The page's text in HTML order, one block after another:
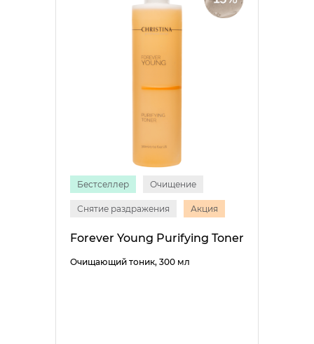
Бестселлер Очищение
Снятие раздражения Акция
Forever Young Purifying Toner
Очищающий тоник, 300 мл